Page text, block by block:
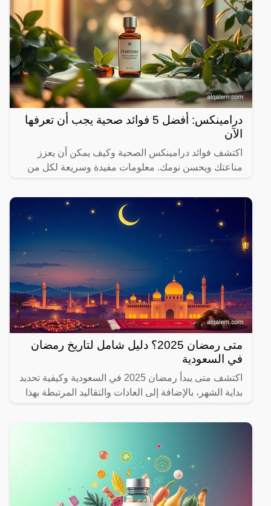
درامينكس: أفضل 5 فوائد صحية يجب أن تعرفها
الآن
اكتشف فوائد درامينكس الصحية وكيف يمكن أن يعزز
مناعتك ويحسن نومك. معلومات مفيدة وسريعة لكل من
متى رمضان 2025؟ دليل شامل لتاريخ رمضان
في السعودية
اكتشف متى يبدأ رمضان 2025 في السعودية وكيفية تحديد
بداية الشهر، بالإضافة إلى العادات والتقاليد المرتبطة بهذا